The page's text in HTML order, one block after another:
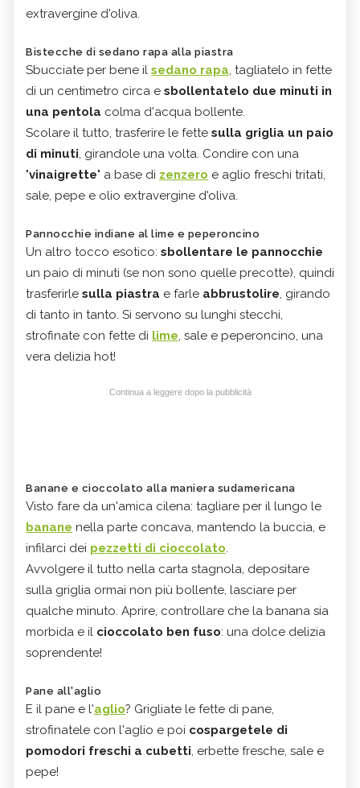
extravergine d'oliva.
Bistecche di sedano rapa alla piastra
Sbucciate per bene il sedano rapa, tagliatelo in fette
di un centimetro circa e sbollentatelo due minuti in
una pentola colma d'acqua bollente.
Scolare il tutto, trasferire le fette sulla griglia un paio
di minuti, girandole una volta. Condire con una
"vinaigrette" a base di zenzero e aglio freschi tritati,
sale, pepe e olio extravergine d'oliva.
Pannocchie indiane al lime e peperoncino
Un altro tocco esotico: sbollentare le pannocchie
un paio di minuti (se non sono quelle precotte), quindi
trasferirle sulla piastra e farle abbrustolire, girando
di tanto in tanto. Si servono su lunghi stecchi,
strofinate con fette di lime, sale e peperoncino, una
vera delizia hot!
Continua a leggere dopo la pubblicità
Banane e cioccolato alla maniera sudamericana
Visto fare da un'amica cilena: tagliare per il lungo le
banane nella parte concava, mantendo la buccia, e
infilarci dei pezzetti di cioccolato.
Avvolgere il tutto nella carta stagnola, depositare
sulla griglia ormai non più bollente, lasciare per
qualche minuto. Aprire, controllare che la banana sia
morbida e il cioccolato ben fuso: una dolce delizia
soprendente!
Pane all'aglio
E il pane e l'aglio? Grigliate le fette di pane,
strofinatele con l'aglio e poi cospargetele di
pomodori freschi a cubetti, erbette fresche, sale e
pepe!